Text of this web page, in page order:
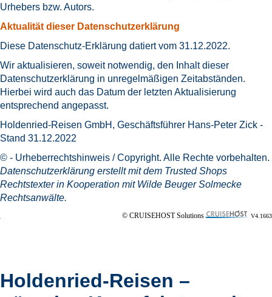
Urhebers bzw. Autors.
Aktualität dieser Datenschutzerklärung
Diese Datenschutz-Erklärung datiert vom 31.12.2022.
Wir aktualisieren, soweit notwendig, den Inhalt dieser
Datenschutzerklärung in unregelmäßigen Zeitabständen.
Hierbei wird auch das Datum der letzten Aktualisierung
entsprechend angepasst.
Holdenried-Reisen GmbH, Geschäftsführer Hans-Peter Zick -
Stand 31.12.2022
© - Urheberrechtshinweis / Copyright. Alle Rechte vorbehalten.
Datenschutzerklärung erstellt mit dem Trusted Shops
Rechtstexter in Kooperation mit Wilde Beuger Solmecke
Rechtsanwälte.
© CRUISEHOST Solutions V4.1663
Holdenried-Reisen –